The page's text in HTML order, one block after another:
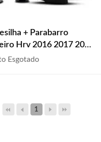
+ Parabarro
Hrv 2016 2017 2018
Esgotado
1